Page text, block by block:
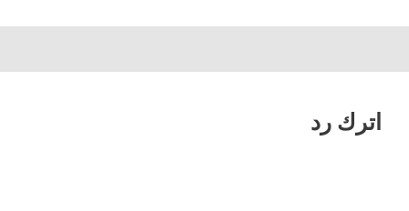
اترك رد